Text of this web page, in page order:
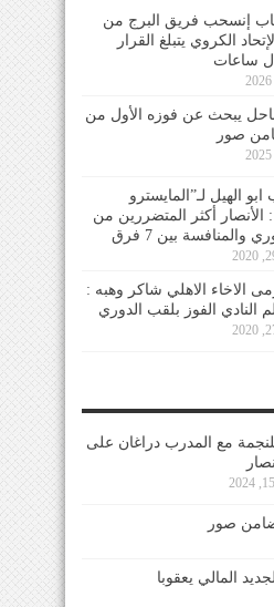
إنسحب فريق البرج من
الكروي يتبلغ القرار
ساعات
يبحث عن فوزه الأول من
صور
ابو الهيل لـ”المايسترو
أكثر المتضررين من
والمنافسة بين 7 فرق
الاخاء الاهلي شاكر وهبه :
النادي الفوز بلقب الدوري
مع المدرب دراغان على
صور
المالي يعقوبا